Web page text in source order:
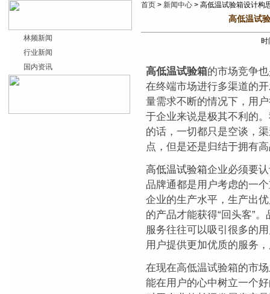
林频新闻
行业新闻
国内资讯
首页 > 新闻中心 > 高低温试验箱设计构
高低温试
高低温试验箱的市场竞争
在终端市场进行多渠道的
量需求不断的情况下，用
于企业来说是极其不利的
的话，一切都只是空谈，
点，但是还是归结于拥有
高低温试验箱企业必须要
品牌通都是用户考虑的一
企业的生产水平，生产出
的产品才能获得“回头客”
服务往往可以吸引很多的
用户提供更加优质的服务
在现在高低温试验箱的市
能在用户的心中树立一个